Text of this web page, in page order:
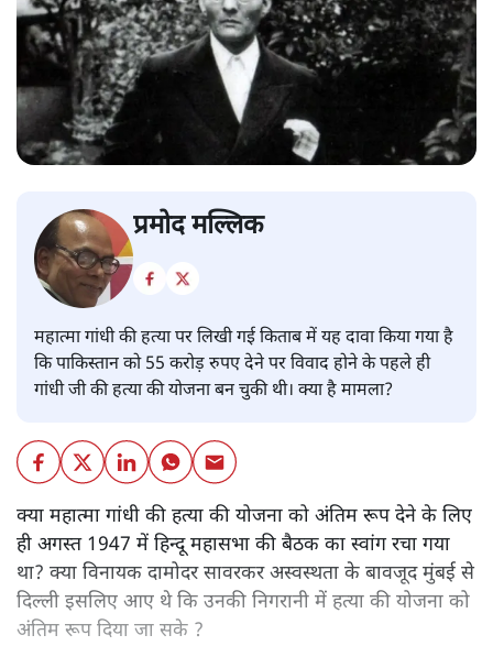
प्रमोद मल्लिक
महात्मा गांधी की हत्या पर लिखी गई किताब में यह दावा किया गया है
कि पाकिस्तान को 55 करोड़ रुपए देने पर विवाद होने के पहले ही
गांधी जी की हत्या की योजना बन चुकी थी। क्या है मामला?
क्या महात्मा गांधी की हत्या की योजना को अंतिम रूप देने के लिए
ही अगस्त 1947 में हिन्दू महासभा की बैठक का स्वांग रचा गया
था? क्या विनायक दामोदर सावरकर अस्वस्थता के बावजूद मुंबई से
दिल्ली इसलिए आए थे कि उनकी निगरानी में हत्या की योजना को
अंतिम रूप दिया जा सके ?